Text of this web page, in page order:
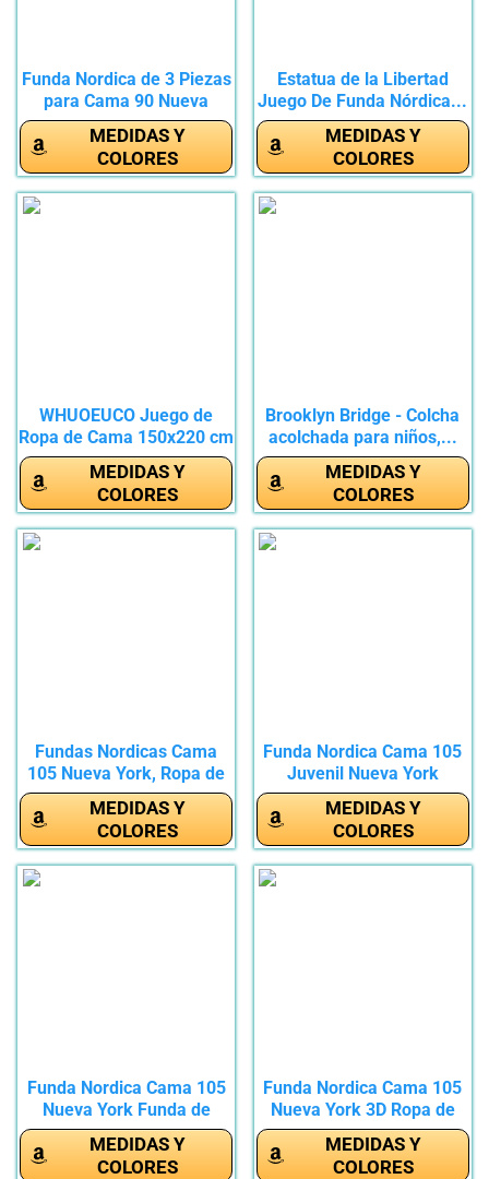
Funda Nordica de 3 Piezas
para Cama 90 Nueva
York...
MEDIDAS Y
COLORES
Estatua de la Libertad
Juego De Funda Nórdica...
MEDIDAS Y
COLORES
WHUOEUCO Juego de
Ropa de Cama 150x220 cm
Escena...
MEDIDAS Y
COLORES
Brooklyn Bridge - Colcha
acolchada para niños,...
MEDIDAS Y
COLORES
Fundas Nordicas Cama
105 Nueva York, Ropa de
Cama...
MEDIDAS Y
COLORES
Funda Nordica Cama 105
Juvenil Nueva York
Funda...
MEDIDAS Y
COLORES
Funda Nordica Cama 105
Nueva York Funda de
edredon...
MEDIDAS Y
COLORES
Funda Nordica Cama 105
Nueva York 3D Ropa de
Cama...
MEDIDAS Y
COLORES